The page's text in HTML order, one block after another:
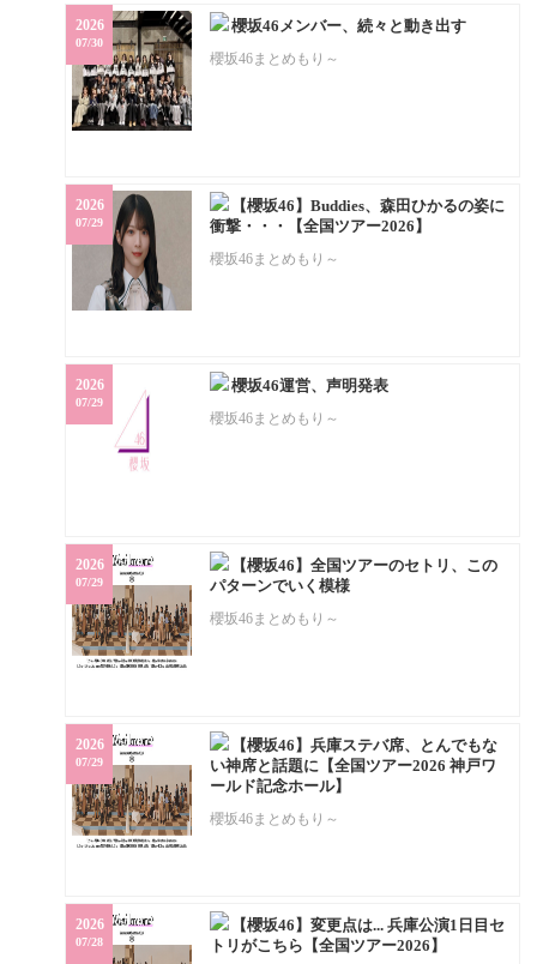
櫻坂46メンバー、続々と動き出す
櫻坂46まとめもり～
2026
07/30
【櫻坂46】Buddies、森田ひかるの姿に
衝撃・・・【全国ツアー2026】
櫻坂46まとめもり～
2026
07/29
櫻坂46運営、声明発表
櫻坂46まとめもり～
2026
07/29
【櫻坂46】全国ツアーのセトリ、この
パターンでいく模様
櫻坂46まとめもり～
2026
07/29
【櫻坂46】兵庫ステバ席、とんでもな
い神席と話題に【全国ツアー2026 神戸ワ
ールド記念ホール】
櫻坂46まとめもり～
2026
07/29
【櫻坂46】変更点は... 兵庫公演1日目セ
トリがこちら【全国ツアー2026】
2026
07/28